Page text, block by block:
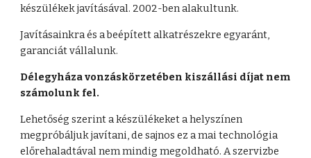
készülékek javításával. 2002-ben alakultunk.
Javításainkra és a beépített alkatrészekre egyaránt,
garanciát vállalunk.
Délegyháza vonzáskörzetében kiszállási díjat nem
számolunk fel.
Lehetőség szerint a készülékeket a helyszínen
megpróbáljuk javítani, de sajnos ez a mai technológia
előrehaladtával nem mindig megoldható. A szervizbe